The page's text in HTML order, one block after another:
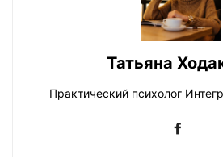
Татьяна
Практический психолог